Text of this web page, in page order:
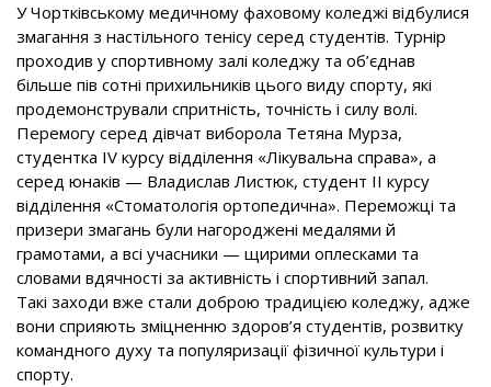
У Чортківському медичному фаховому коледжі відбулися
змагання з настільного тенісу серед студентів. Турнір
проходив у спортивному залі коледжу та об’єднав
більше пів сотні прихильників цього виду спорту, які
продемонстрували спритність, точність і силу волі.
Перемогу серед дівчат виборола Тетяна Мурза,
студентка IV курсу відділення «Лікувальна справа», а
серед юнаків — Владислав Листюк, студент II курсу
відділення «Стоматологія ортопедична». Переможці та
призери змагань були нагороджені медалями й
грамотами, а всі учасники — щирими оплесками та
словами вдячності за активність і спортивний запал.
Такі заходи вже стали доброю традицією коледжу, адже
вони сприяють зміцненню здоров’я студентів, розвитку
командного духу та популяризації фізичної культури і
спорту.